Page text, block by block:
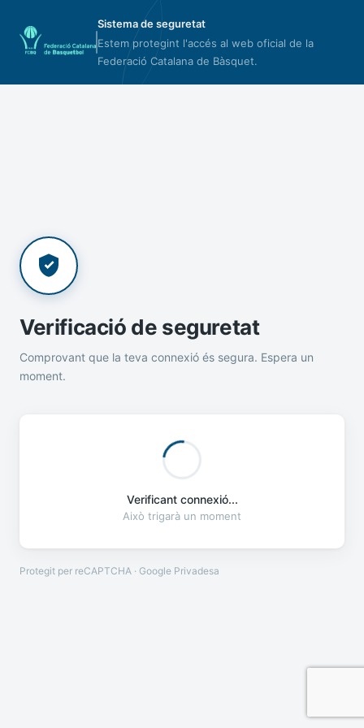
Sistema de seguretat
Estem protegint l'accés al web oficial de la
Federació Catalana de Bàsquet.
Verificació de seguretat
Comprovant que la teva connexió és segura. Espera un
moment.
Verificant connexió...
Això trigarà un moment
Protegit per reCAPTCHA · Google Privadesa